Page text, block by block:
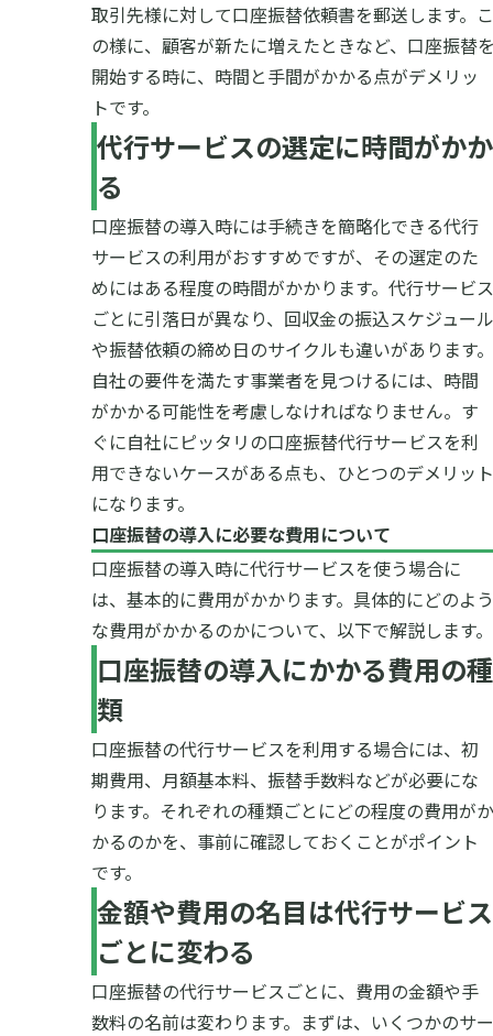
取引先様に対して口座振替依頼書を郵送します。こ
の様に、顧客が新たに増えたときなど、口座振替
開始する時に、時間と手間がかかる点がデメリッ
トです。
代行サービスの選定に時間がかか
る
口座振替の導入時には手続きを簡略化できる代行
サービスの利用がおすすめですが、その選定のた
めにはある程度の時間がかかります。代行サービス
ごとに引落日が異なり、回収金の振込スケジュール
や振替依頼の締め日のサイクルも違いがあります。
自社の要件を満たす事業者を見つけるには、時間
がかかる可能性を考慮しなければなりません。す
ぐに自社にピッタリの口座振替代行サービスを利
用できないケースがある点も、ひとつのデメリット
になります。
口座振替の導入に必要な費用について
口座振替の導入時に代行サービスを使う場合に
は、基本的に費用がかかります。具体的にどのよう
な費用がかかるのかについて、以下で解説します。
口座振替の導入にかかる費用の種
類
口座振替の代行サービスを利用する場合には、初
期費用、月額基本料、振替手数料などが必要にな
ります。それぞれの種類ごとにどの程度の費用がか
かるのかを、事前に確認しておくことがポイント
です。
金額や費用の名目は代行サービス
ごとに変わる
口座振替の代行サービスごとに、費用の金額や手
数料の名前は変わります。まずは、いくつかのサー